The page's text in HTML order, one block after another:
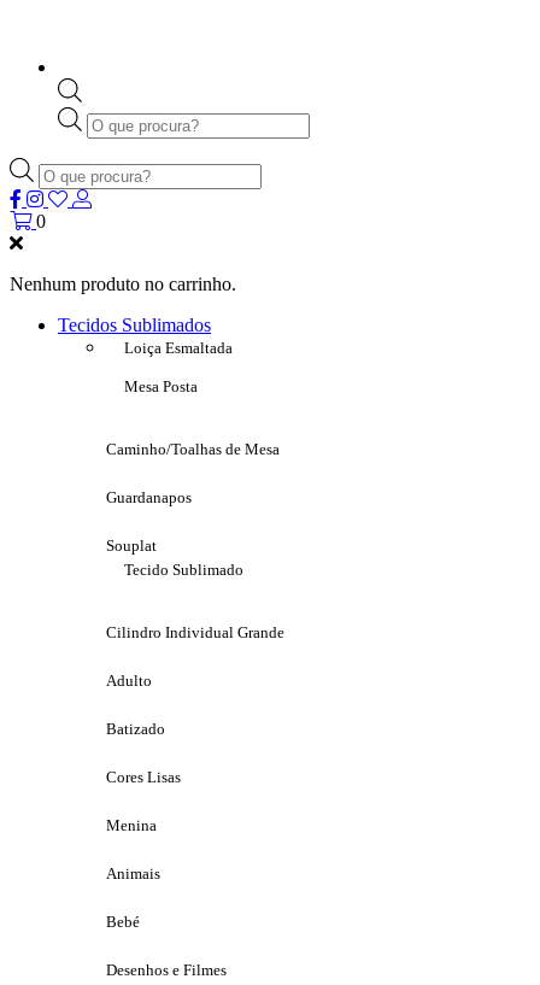
Products
search
Products
search
0
Nenhum produto no carrinho.
Tecidos Sublimados
Loiça Esmaltada
Mesa Posta
Caminho/Toalhas de Mesa
Guardanapos
Souplat
Tecido Sublimado
Cilindro Individual Grande
Adulto
Batizado
Cores Lisas
Menina
Animais
Bebé
Desenhos e Filmes